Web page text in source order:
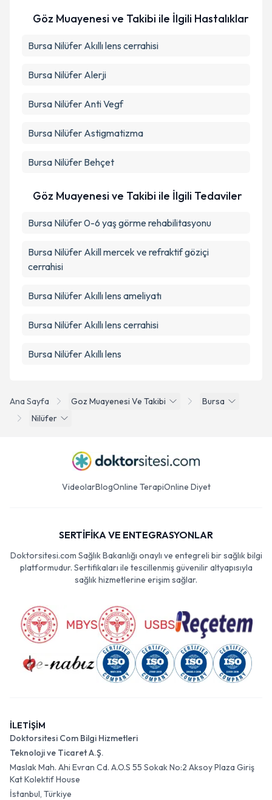
Ana Sayfa Goz Muayenesi Ve Takibi
Bursa
Nilüfer
Göz Muayenesi ve Takibi ile İlgili Hastalıklar
Bursa Nilüfer Akıllı lens cerrahisi
Bursa Nilüfer Alerji
Bursa Nilüfer Anti Vegf
Bursa Nilüfer Astigmatizma
Bursa Nilüfer Behçet
Göz Muayenesi ve Takibi ile İlgili Tedaviler
Bursa Nilüfer 0-6 yaş görme rehabilitasyonu
Bursa Nilüfer Akill mercek ve refraktif göziçi
cerrahisi
Bursa Nilüfer Akıllı lens ameliyatı
Bursa Nilüfer Akıllı lens cerrahisi
Bursa Nilüfer Akıllı lens
VideolarBlogOnline TerapiOnline Diyet
SERTİFİKA VE ENTEGRASYONLAR
Doktorsitesi.com Sağlık Bakanlığı onaylı ve entegreli bir sağlık bilgi
platformudur. Sertifikaları ile tescillenmiş güvenilir altyapısıyla
sağlık hizmetlerine erişim sağlar.
İLETİŞİM
Doktorsitesi Com Bilgi Hizmetleri
Teknoloji ve Ticaret A.Ş.
Maslak Mah. Ahi Evran Cd. A.O.S 55 Sokak No:2 Aksoy Plaza Giriş
Kat Kolektif House
İstanbul, Türkiye